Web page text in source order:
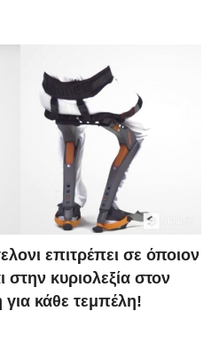
επιτρέπει σε όποιον
στην κυριολεξία στον
για κάθε τεμπέλη!